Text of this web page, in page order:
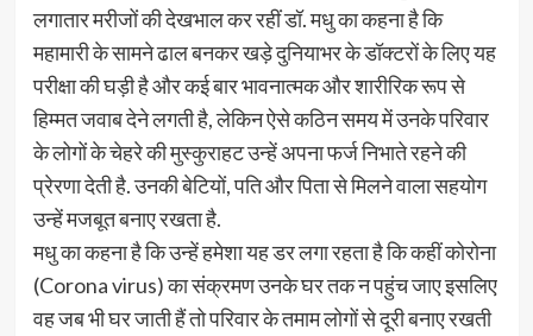
लगातार मरीजों की देखभाल कर रहीं डॉ. मधु का कहना है कि
महामारी के सामने ढाल बनकर खड़े दुनियाभर के डॉक्टरों के लिए यह
परीक्षा की घड़ी है और कई बार भावनात्मक और शारीरिक रूप से
हिम्मत जवाब देने लगती है, लेकिन ऐसे कठिन समय में उनके परिवार
के लोगों के चेहरे की मुस्कुराहट उन्हें अपना फर्ज निभाते रहने की
प्रेरणा देती है. उनकी बेटियों, पति और पिता से मिलने वाला सहयोग
उन्हें मजबूत बनाए रखता है.
मधु का कहना है कि उन्हें हमेशा यह डर लगा रहता है कि कहीं कोरोना
(Corona virus) का संक्रमण उनके घर तक न पहुंच जाए इसलिए
वह जब भी घर जाती हैं तो परिवार के तमाम लोगों से दूरी बनाए रखती